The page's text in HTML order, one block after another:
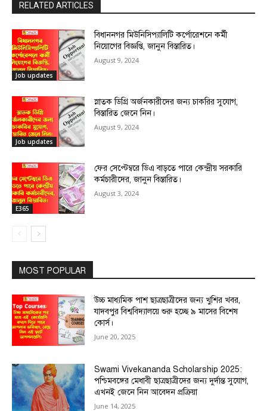
RELATED ARTICLES
Job updates
বিধাননগর মিউনিসিপ্যালিটি কর্পোরেশনে কর্মী
নিয়োগের বিজ্ঞপ্তি, জানুন বিস্তারিত।
August 9, 2024
Job updates
স্নাতক ডিগ্রি অর্জনকারীদের জন্য চাকরির সুযোগ,
বিস্তারিত জেনে নিন।
August 9, 2024
E365
ফের সেপ্টেম্বরে ডিএ বাড়তে পারে কেন্দ্রীয় সরকারি
কর্মচারীদের, জানুন বিস্তারিত।
August 3, 2024
MOST POPULAR
উচ্চ মাধ্যমিক পাশ ছাত্রছাত্রীদের জন্য খুশির খবর,
যাদবপুর বিশ্ববিদ্যালয়ে শুরু হচ্ছে ৯ মাসের বিশেষ
কোর্স।
June 20, 2025
Swami Vivekananda Scholarship 2025:
পশ্চিমবঙ্গের মেধাবী ছাত্রছাত্রীদের জন্য দুর্দান্ত সুযোগ,
এখনই জেনে নিন আবেদন প্রক্রিয়া
June 14, 2025